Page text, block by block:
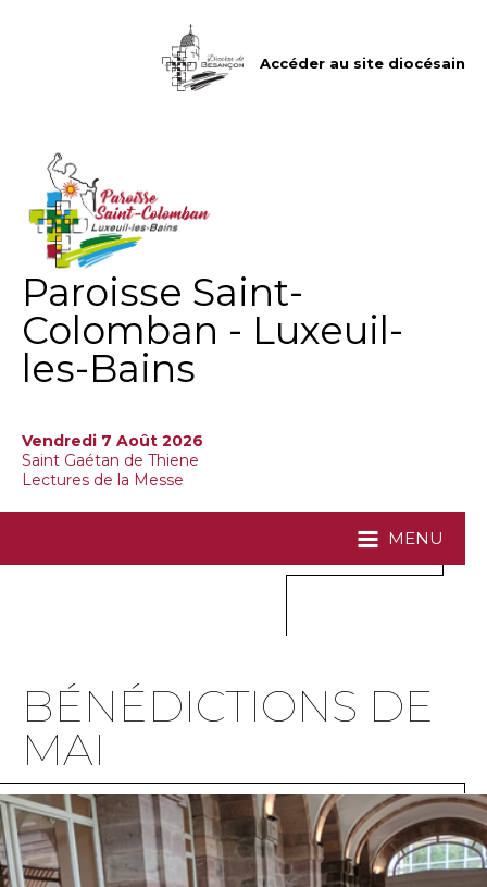
Accéder au site diocésain
Paroisse Saint-
Colomban - Luxeuil-
les-Bains
Vendredi 7 Août 2026
Saint Gaétan de Thiene
Lectures de la Messe
MENU
BÉNÉDICTIONS DE
MAI